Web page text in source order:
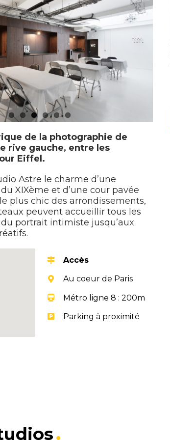
de la photographie de
rive gauche, entre les
Eiffel.
Astre le charme d’une
XIXème et d’une cour pavée
plus chic des arrondissements,
peuvent accueillir tous les
portrait intimiste jusqu’aux
Accès
Au coeur de Paris
Métro ligne 8 : 200m
Parking à proximité